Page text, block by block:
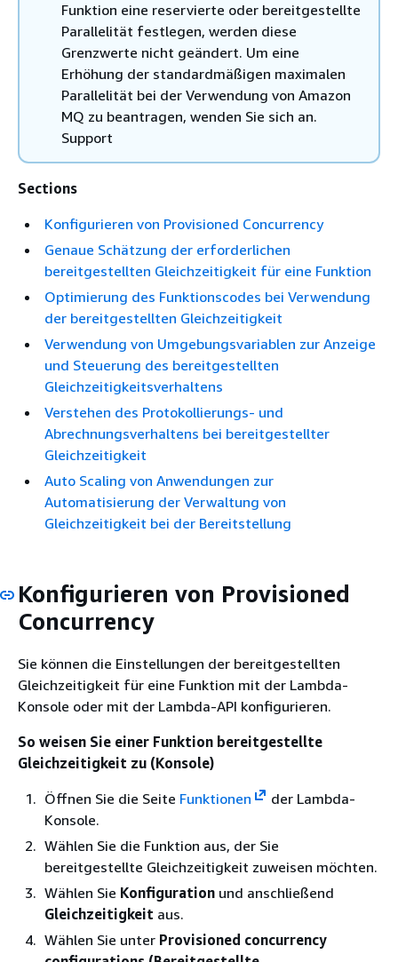
Funktion eine reservierte oder bereitgestellte
Parallelität festlegen, werden diese
Grenzwerte nicht geändert. Um eine
Erhöhung der standardmäßigen maximalen
Parallelität bei der Verwendung von Amazon
MQ zu beantragen, wenden Sie sich an.
Support
Sections
Konfigurieren von Provisioned Concurrency
Genaue Schätzung der erforderlichen
bereitgestellten Gleichzeitigkeit für eine Funktion
Optimierung des Funktionscodes bei Verwendung
der bereitgestellten Gleichzeitigkeit
Verwendung von Umgebungsvariablen zur Anzeige
und Steuerung des bereitgestellten
Gleichzeitigkeitsverhaltens
Verstehen des Protokollierungs- und
Abrechnungsverhaltens bei bereitgestellter
Gleichzeitigkeit
Auto Scaling von Anwendungen zur
Automatisierung der Verwaltung von
Gleichzeitigkeit bei der Bereitstellung
Konfigurieren von Provisioned
Concurrency
Sie können die Einstellungen der bereitgestellten
Gleichzeitigkeit für eine Funktion mit der Lambda-
Konsole oder mit der Lambda-API konfigurieren.
So weisen Sie einer Funktion bereitgestellte
Gleichzeitigkeit zu (Konsole)
Öffnen Sie die Seite Funktionen
der Lambda-
Konsole.
Wählen Sie die Funktion aus, der Sie
bereitgestellte Gleichzeitigkeit zuweisen möchten.
Wählen Sie Konfiguration und anschließend
Gleichzeitigkeit aus.
Wählen Sie unter Provisioned concurrency